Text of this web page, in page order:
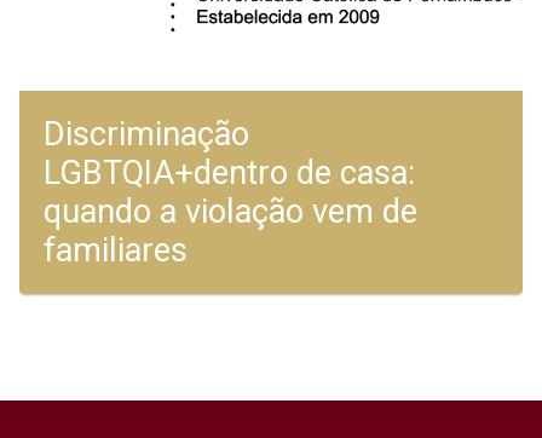
Discriminação
LGBTQIA+dentro de casa:
quando a violação vem de
familiares